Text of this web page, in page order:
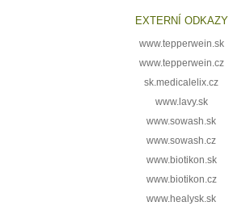
EXTERNÍ ODKAZY
www.tepperwein.sk
www.tepperwein.cz
sk.medicalelix.cz
www.lavy.sk
www.sowash.sk
www.sowash.cz
www.biotikon.sk
www.biotikon.cz
www.healysk.sk